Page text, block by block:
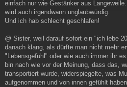
r
a
einfach nur wie Gestänker aus
wird auch irgendwann unglaubwürdig.
Und ich hab schlecht geschlafen!
@ Sister, weil darauf sofort ein "ich lebe
danach klang, als dürfte man nicht mehr
"Lebensgefühl" oder wie auch immer ihr
bin nach wie vor der Meinung, dass das,
transportiert wurde, widerspiegelte, was
aufgenommen und von innen gefühlt